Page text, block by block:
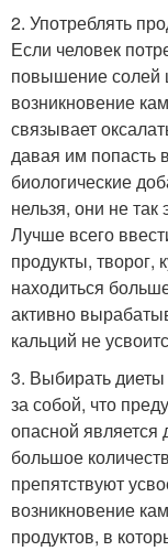
2. Употреблять
Если человек
повышение солей
возникновение
связывает
давая им попасть
биологические
нельзя, они не
Лучше всего
продукты, творог,
находиться
активно
кальций не
3. Выбирать
за собой, что
опасной является
большое
препятствуют
возникновение
продуктов, в